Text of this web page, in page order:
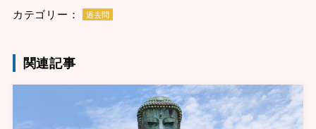
カテゴリー： 過去問
関連記事